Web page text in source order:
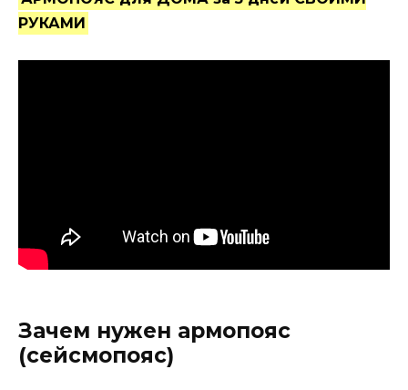
РУКАМИ
Зачем нужен армопояс
(сейсмопояс)